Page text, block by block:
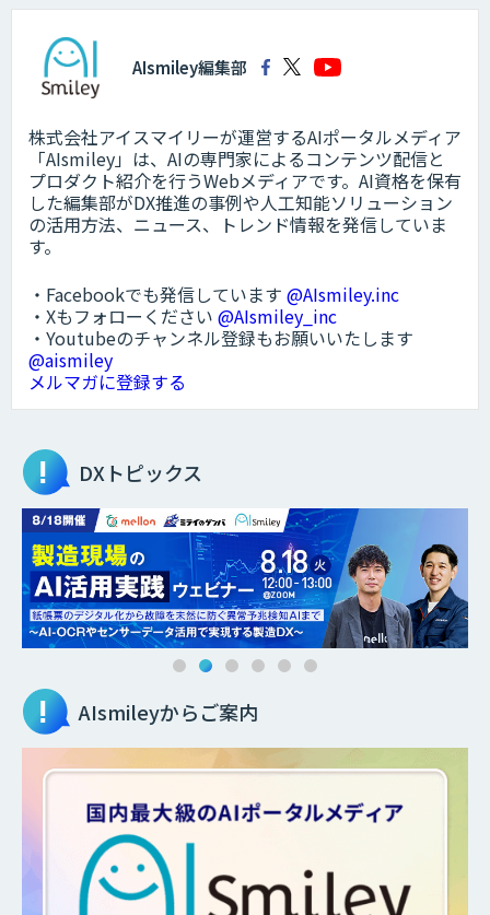
AIsmiley編集部
株式会社アイスマイリーが運営するAIポータルメディア
「AIsmiley」は、AIの専門家によるコンテンツ配信と
プロダクト紹介を行うWebメディアです。AI資格を保有
した編集部がDX推進の事例や人工知能ソリューション
の活用方法、ニュース、トレンド情報を発信していま
す。
・Facebookでも発信しています @AIsmiley.inc
・Xもフォローください @AIsmiley_inc
・Youtubeのチャンネル登録もお願いいたします
@aismiley
メルマガに登録する
DXトピックス
AIsmileyからご案内